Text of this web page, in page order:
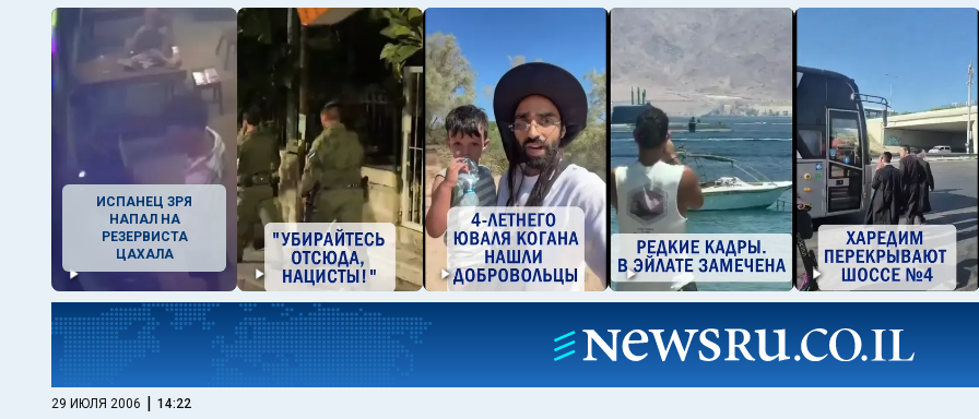
ИСПАНЕЦ ЗРЯ
НАПАЛ НА
РЕЗЕРВИСТА
ЦАХАЛА
29 ИЮЛЯ 2006 | 14:22